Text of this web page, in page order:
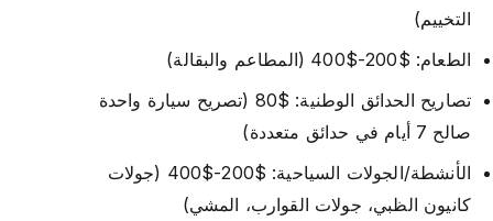
التخييم)
الطعام: $200-$400 (المطاعم والبقالة)
تصاريح الحدائق الوطنية: $80 (تصريح سيارة واحدة
صالح 7 أيام في حدائق متعددة)
الأنشطة/الجولات السياحية: $200-$400 (جولات
كانيون الظبي، جولات القوارب، المشي)